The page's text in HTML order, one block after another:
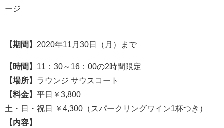
ージ
【期間】 2020年11月30日（月）まで
【時間】 11：30～16：00の2時間限定
【場所】 ラウンジ サウスコート
【料金】 平日￥3,800
土・日・祝日 ￥4,300（スパークリングワイン1杯つき）
【内容】